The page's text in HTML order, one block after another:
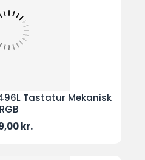
Tastatur Mekanisk
RGB
kr.